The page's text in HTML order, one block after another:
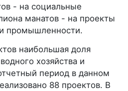
- на социальные
манатов - на проекты
промышленности.
наибольшая доля
хозяйства и
период в данном
88 проектов. В